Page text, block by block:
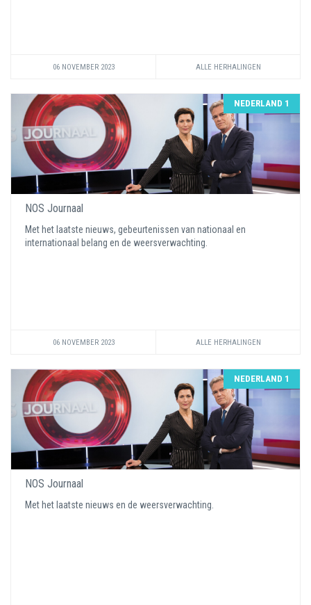
06 NOVEMBER 2023 ALLE HERHALINGEN
NEDERLAND 1
NOS Journaal
Met het laatste nieuws, gebeurtenissen van nationaal en
internationaal belang en de weersverwachting.
06 NOVEMBER 2023 ALLE HERHALINGEN
NEDERLAND 1
NOS Journaal
Met het laatste nieuws en de weersverwachting.